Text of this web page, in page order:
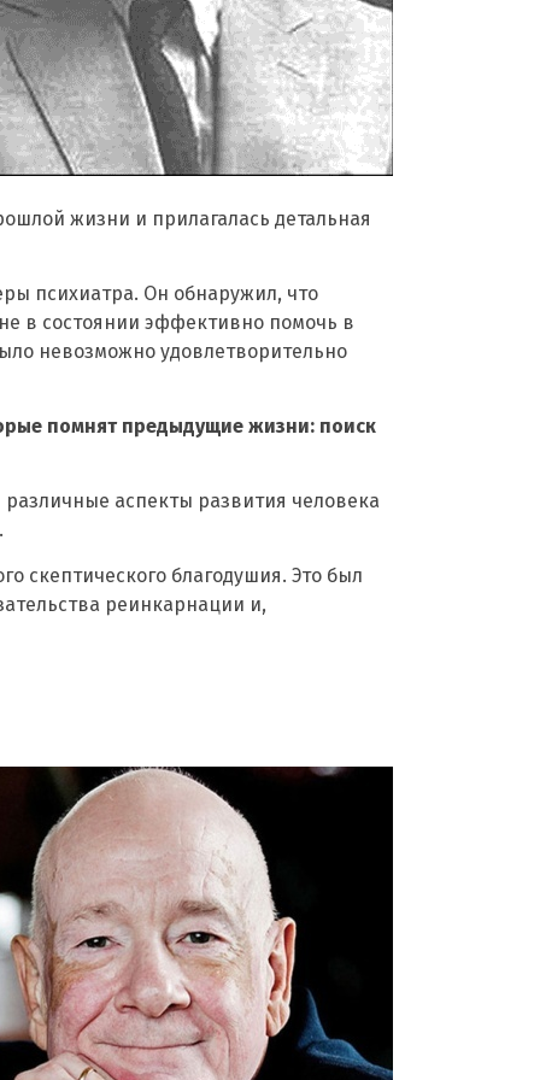
жизни и прилагалась детальная
психиатра. Он обнаружил, что
в состоянии эффективно помочь в
невозможно удовлетворительно
помнят предыдущие жизни: поиск
аспекты развития человека
скептического благодушия. Это был
реинкарнации и,